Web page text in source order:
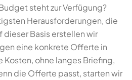
steht zur Verfügung?
Herausforderungen, die
dieser Basis erstellen wir
eine konkrete Offerte in
ohne langes Briefing,
die Offerte passt, starten wir